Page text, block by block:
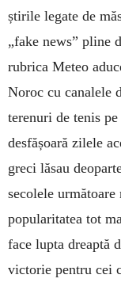
știrile legate de
„fake news” pline
rubrica Meteo
Noroc cu canalele
terenuri de tenis
desfășoară zilele
greci lăsau
secolele
popularitatea tot
face lupta dreaptă
victorie pentru cei